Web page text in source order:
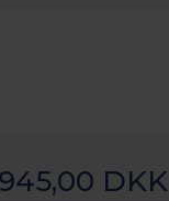
DKK